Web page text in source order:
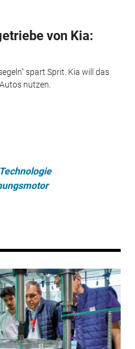
von Kia:
spart Sprit. Kia will das
nutzen.